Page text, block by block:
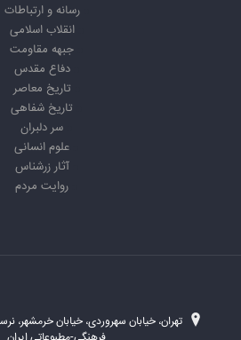
رسانه و ارتباطات
انقلاب اسلامی
جبهه مقاومت
دفاع مقدس
تاریخ معاصر
تاریخ شفاهی
سر دلبران
علوم انسانی
آثار زرشناس
روایت مردم
تهران، خیابان سهروردی، خیابان خرمشهر،